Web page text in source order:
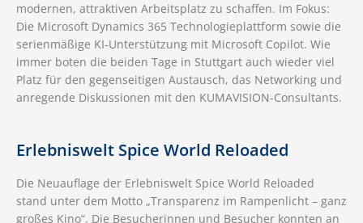
modernen, attraktiven Arbeitsplatz zu schaffen. Im Fokus:
Die Microsoft Dynamics 365 Technologieplattform sowie die
serienmäßige KI-Unterstützung mit Microsoft Copilot. Wie
immer boten die beiden Tage in Stuttgart auch wieder viel
Platz für den gegenseitigen Austausch, das Networking und
anregende Diskussionen mit den KUMAVISION-Consultants.
Erlebniswelt Spice World Reloaded
Die Neuauflage der Erlebniswelt Spice World Reloaded
stand unter dem Motto „Transparenz im Rampenlicht – ganz
großes Kino“. Die Besucherinnen und Besucher konnten an